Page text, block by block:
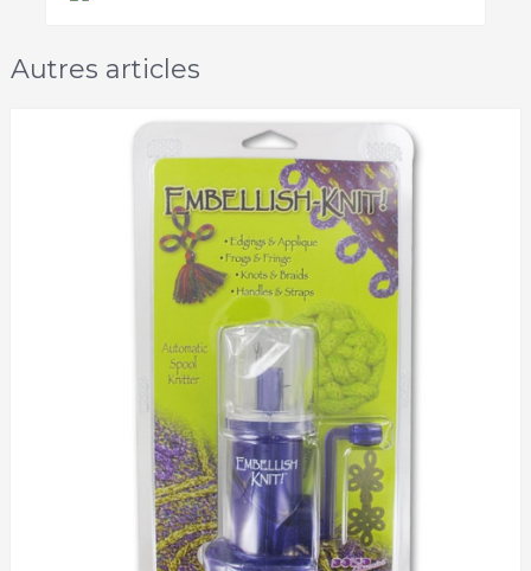
Autres articles